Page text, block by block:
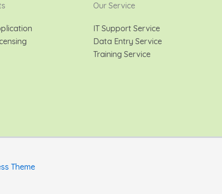
Our Service
IT Support Service
Data Entry Service
Training Service
Theme